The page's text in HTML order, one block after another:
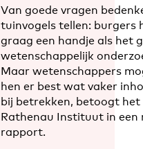
Van goede vragen
tuinvogels tellen: burgers
graag een handje als het
wetenschappelijk
Maar wetenschappers
hen er best wat vaker
bij betrekken, betoogt het
Rathenau Instituut in een
rapport.